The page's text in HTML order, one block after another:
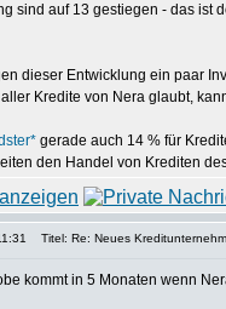
sind auf 13 gestiegen - das ist
dieser Entwicklung ein paar
Kredite von Nera glaubt,
gerade auch 14 % für
den Handel von Krediten
Titel: Re: Neues
kommt in 5 Monaten wenn